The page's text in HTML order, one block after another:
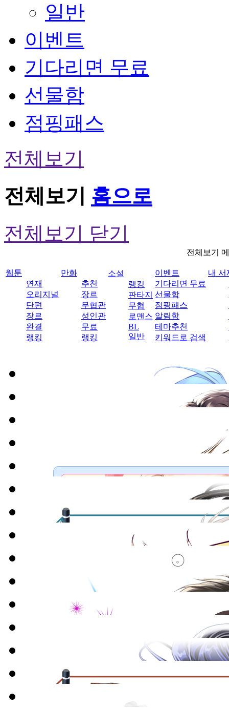
일반
이벤트
기다리면 무료
선물함
점핑패스
전체보기
전체보기 홈으로
전체보기 닫기
전체보기
웹툰
연재
오리지널
단편
장르
완결
랭킹
만화
추천
장르
무협관
성인관
무료
랭킹
소설
랭킹
판타지
무협
로맨스
BL
일반
이벤트
기다리면 무료
선물함
점핑패스
알림함
테마추천
키워드로 검색
내 서